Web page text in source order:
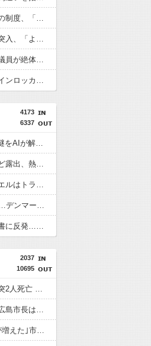
小学生の段階で人生を確定させるドイツ式の制度、「バカを振い落せるから合理的だ」と自惚れていた結果……
反斎藤知事派が本丸に攻め込まれる窮地に突入、「ようやく反撃のターンやね」と手際の良さに感心する人が続出中
某週刊誌が完全逃亡して取り残された中道議員が絶体絶命の窮地、「今度は宏池会に矛先を向けたか……」と節操の無さに呆れる人が続出
激混みのはずの東京駅で鍵が空いているコインロッカーが散見、「ラッキー」と思って中を確認してみると……
4173
6337
白黒のコマになぜ色が見えるのか 200年の謎をAIが解明！
川底に沈んでいたマンモスやナチス軍艦など露出、熱波でドナウ川が歴史的渇水！
アメリカの終戦に立ちはだかる壁、イスラエルはトランプ和平案に「同意せず」！
徴集兵の20％は女性、イザベラ王女の姿も…デンマークが新たな兵役制度開始！
「盗人たけだけしい」中国国防省が防衛白書に反発…日本の新型軍国主義と批判！
2037
10695
【速報】中国の海警局と中国海軍の船が衝突2人死亡 南シナ海でフィリピン船を追跡中
【平和宣言を非難】ロシア外務省報道官「広島市長は『偽りの呪文』繰り返している」
【急いで引っ越せ】日本人が減り｢外国人が増えた｣市区町村ランキングｷﾀ━━!